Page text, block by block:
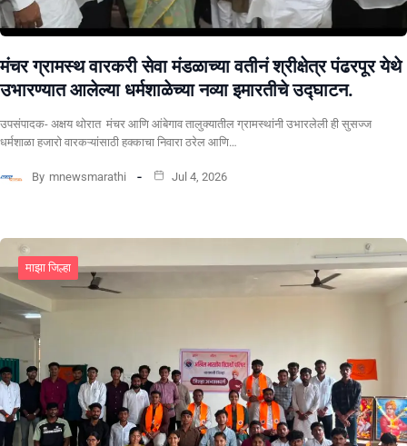
मंचर ग्रामस्थ वारकरी सेवा मंडळाच्या वतीनं श्रीक्षेत्र पंढरपूर येथे
उभारण्यात आलेल्या धर्मशाळेच्या नव्या इमारतीचे उद्घाटन.
उपसंपादक- अक्षय थोरात मंचर आणि आंबेगाव तालुक्यातील ग्रामस्थांनी उभारलेली ही सुसज्ज
धर्मशाळा हजारो वारकऱ्यांसाठी हक्काचा निवारा ठरेल आणि…
By mnewsmarathi Jul 4, 2026
माझा जिल्हा